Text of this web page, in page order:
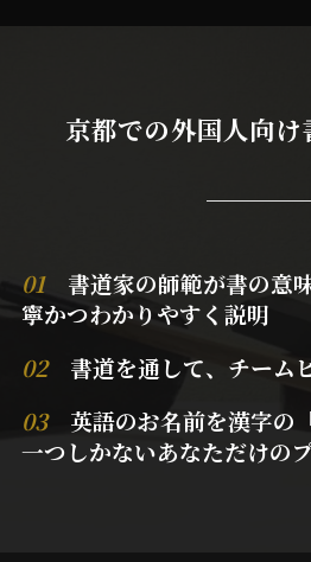
京都での外国人向
01書道家の師範が書の意
寧かつわかりやすく説明
02書道を通して、チーム
03英語のお名前を漢字の
一つしかないあなただけの